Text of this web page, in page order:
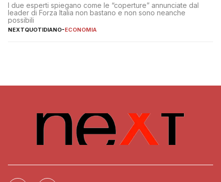
I due esperti spiegano come le “coperture” annunciate dal
leader di Forza Italia non bastano e non sono neanche
possibili
NEXTQUOTIDIANO-ECONOMIA